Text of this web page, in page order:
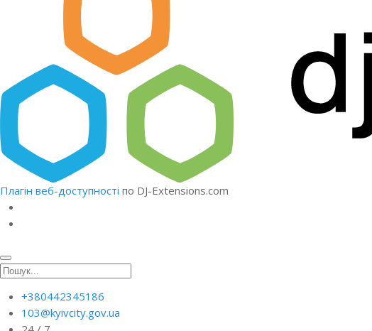
Плагін веб-доступності по DJ-Extensions.com
+380442345186
103@kyivcity.gov.ua